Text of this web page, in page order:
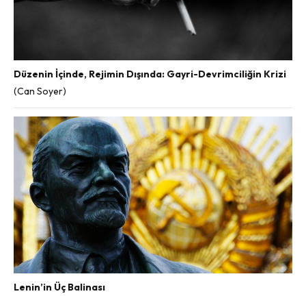
Düzenin İçinde, Rejimin Dışında: Gayri-Devrimciliğin Krizi
(Can Soyer)
Lenin’in Üç Balinası